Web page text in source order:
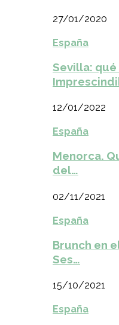
27/01/2020
España
Sevilla: qué
12/01/2022
España
Menorca.
del…
02/11/2021
España
Brunch en
Ses…
15/10/2021
España